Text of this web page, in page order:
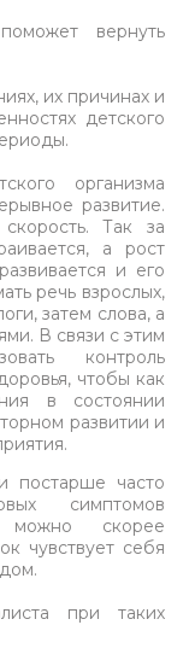
вернуть
их причинах и
детского
организма
развитие.
Так за
а рост
и его
речь взрослых,
затем слова, а
В связи с этим
контроль
чтобы как
в состоянии
развитии и
постарше часто
симптомов
можно скорее
чувствует себя
при таких